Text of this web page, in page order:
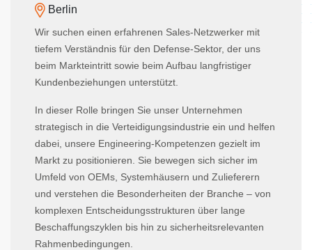
Berlin
Wir suchen einen erfahrenen Sales-Netzwerker mit
tiefem Verständnis für den Defense-Sektor, der uns
beim Markteintritt sowie beim Aufbau langfristiger
Kundenbeziehungen unterstützt.
In dieser Rolle bringen Sie unser Unternehmen
strategisch in die Verteidigungsindustrie ein und helfen
dabei, unsere Engineering-Kompetenzen gezielt im
Markt zu positionieren. Sie bewegen sich sicher im
Umfeld von OEMs, Systemhäusern und Zulieferern
und verstehen die Besonderheiten der Branche – von
komplexen Entscheidungsstrukturen über lange
Beschaffungszyklen bis hin zu sicherheitsrelevanten
Rahmenbedingungen.